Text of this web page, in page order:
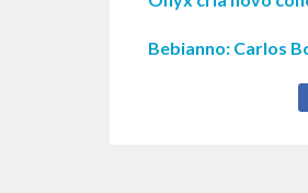
Bebianno: Carlos